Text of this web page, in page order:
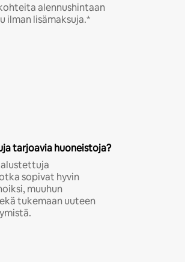
alennushintaan
ilman lisämaksuja.*
tarjoavia huoneistoja?
sopivat hyvin
muuhun
tukemaan uuteen